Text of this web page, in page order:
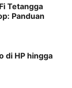
Tetangga
Panduan
di HP hingga